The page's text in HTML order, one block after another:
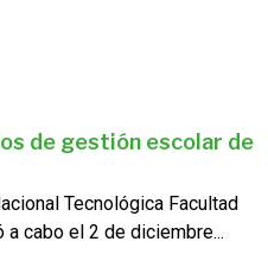
de gestión escolar de
Tecnológica Facultad
a cabo el 2 de diciembre...